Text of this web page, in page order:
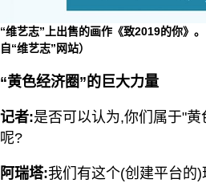
“维艺志”上出售的画作《致2019的你》
自“维艺志”网站）
“黄色经济圈”的巨大力量
记者:是否可以认为,你们属于"
呢?
阿瑞塔:我们有这个(创建平台的